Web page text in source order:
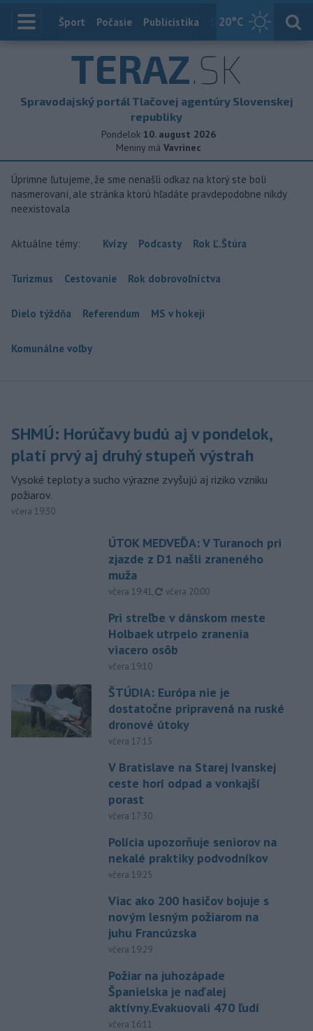
20°C
Index
Šport Počasie Publicistika Slovensko
TERAZ.SK
Spravodajský portál Tlačovej agentúry Slovenskej
republiky
Pondelok 10. august 2026
Meniny má Vavrinec
Úprimne ľutujeme, že sme nenašli odkaz na ktorý ste boli
nasmerovaní, ale stránka ktorú hľadáte pravdepodobne nikdy
neexistovala
Aktuálne témy: Kvízy Podcasty Rok Ľ.Štúra
Turizmus Cestovanie Rok dobrovoľníctva
Dielo týždňa Referendum MS v hokeji
Komunálne voľby
SHMÚ: Horúčavy budú aj v pondelok,
platí prvý aj druhý stupeň výstrah
Vysoké teploty a sucho výrazne zvyšujú aj riziko vzniku
požiarov.
včera 19:30
ÚTOK MEDVEĎA: V Turanoch pri
zjazde z D1 našli zraneného
muža
včera 19:41, aktualizované
včera 20:00
Pri streľbe v dánskom meste
Holbaek utrpelo zranenia
viacero osôb
včera 19:10
ŠTÚDIA: Európa nie je
dostatočne pripravená na ruské
dronové útoky
včera 17:15
V Bratislave na Starej Ivanskej
ceste horí odpad a vonkajší
porast
včera 17:30
Polícia upozorňuje seniorov na
nekalé praktiky podvodníkov
včera 19:25
Viac ako 200 hasičov bojuje s
novým lesným požiarom na
juhu Francúzska
včera 19:29
Požiar na juhozápade
Španielska je naďalej
aktívny.Evakuovali 470 ľudí
včera 16:11